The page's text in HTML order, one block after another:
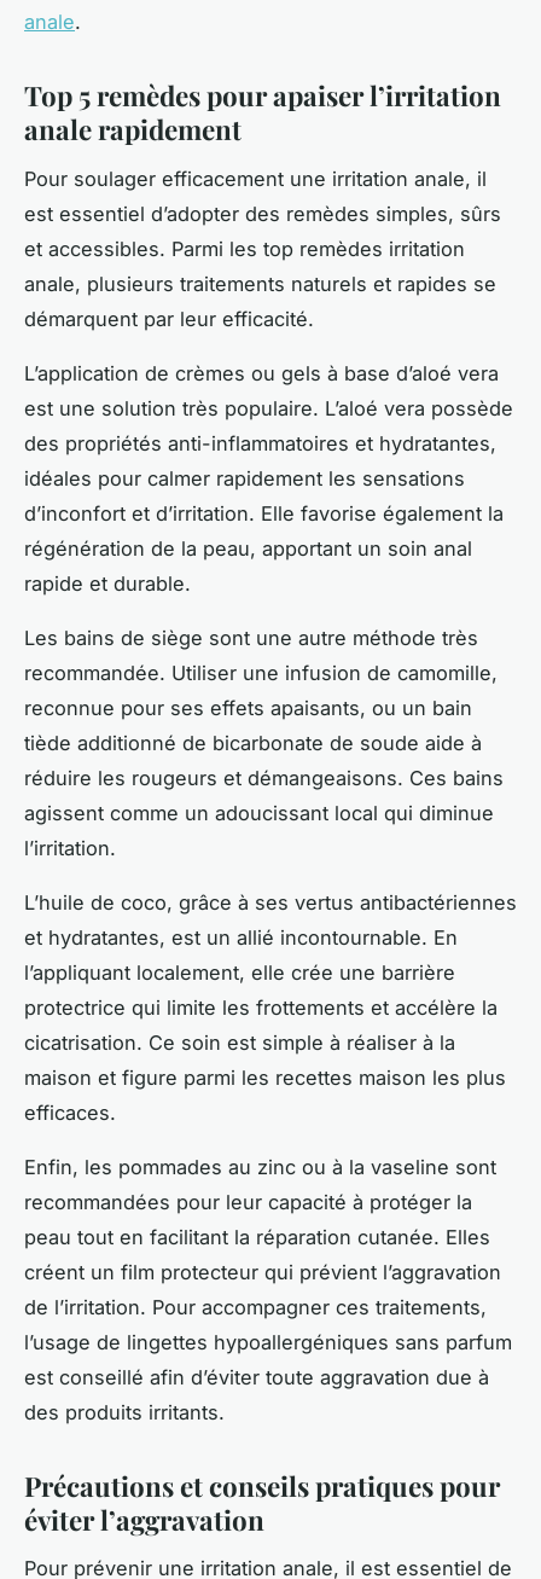
anale.
Top 5 remèdes pour apaiser l’irritation
anale rapidement
Pour soulager efficacement une irritation anale, il
est essentiel d’adopter des remèdes simples, sûrs
et accessibles. Parmi les top remèdes irritation
anale, plusieurs traitements naturels et rapides se
démarquent par leur efficacité.
L’application de crèmes ou gels à base d’aloé vera
est une solution très populaire. L’aloé vera possède
des propriétés anti-inflammatoires et hydratantes,
idéales pour calmer rapidement les sensations
d’inconfort et d’irritation. Elle favorise également la
régénération de la peau, apportant un soin anal
rapide et durable.
Les bains de siège sont une autre méthode très
recommandée. Utiliser une infusion de camomille,
reconnue pour ses effets apaisants, ou un bain
tiède additionné de bicarbonate de soude aide à
réduire les rougeurs et démangeaisons. Ces bains
agissent comme un adoucissant local qui diminue
l’irritation.
L’huile de coco, grâce à ses vertus antibactériennes
et hydratantes, est un allié incontournable. En
l’appliquant localement, elle crée une barrière
protectrice qui limite les frottements et accélère la
cicatrisation. Ce soin est simple à réaliser à la
maison et figure parmi les recettes maison les plus
efficaces.
Enfin, les pommades au zinc ou à la vaseline sont
recommandées pour leur capacité à protéger la
peau tout en facilitant la réparation cutanée. Elles
créent un film protecteur qui prévient l’aggravation
de l’irritation. Pour accompagner ces traitements,
l’usage de lingettes hypoallergéniques sans parfum
est conseillé afin d’éviter toute aggravation due à
des produits irritants.
Précautions et conseils pratiques pour
éviter l’aggravation
Pour prévenir une irritation anale, il est essentiel de